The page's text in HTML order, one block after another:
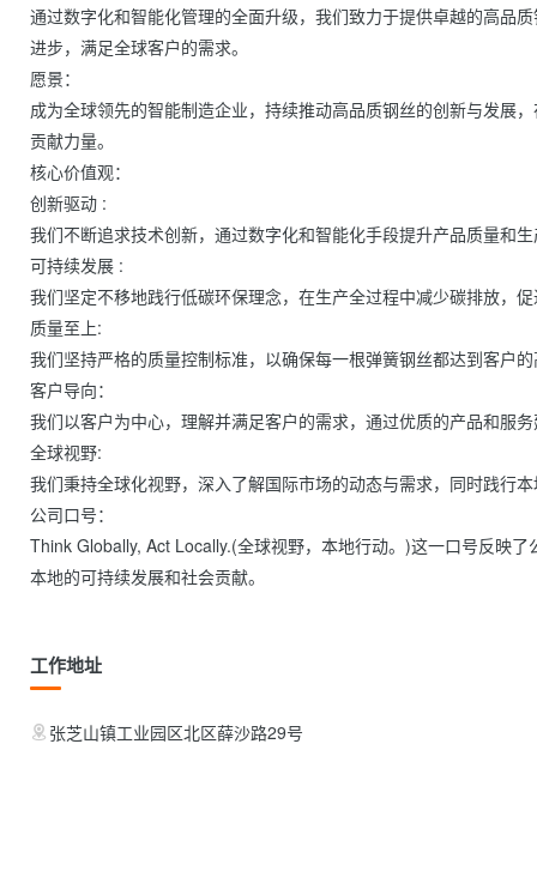
通过数字化和智能化管理的全面升级，我们致力于提供卓越的高品
进步，满足全球客户的需求。
愿景：
成为全球领先的智能制造企业，持续推动高品质钢丝的创新与发展
贡献力量。
核心价值观：
创新驱动 :
我们不断追求技术创新，通过数字化和智能化手段提升产品质量和
可持续发展 :
我们坚定不移地践行低碳环保理念，在生产全过程中减少碳排放，
质量至上:
我们坚持严格的质量控制标准，以确保每一根弹簧钢丝都达到客户
客户导向：
我们以客户为中心，理解并满足客户的需求，通过优质的产品和服
全球视野:
我们秉持全球化视野，深入了解国际市场的动态与需求，同时践行
公司口号：
Think Globally, Act Locally.(全球视野，本地行动。)这一口号反映
本地的可持续发展和社会贡献。
工作地址
张芝山镇工业园区北区薛沙路29号